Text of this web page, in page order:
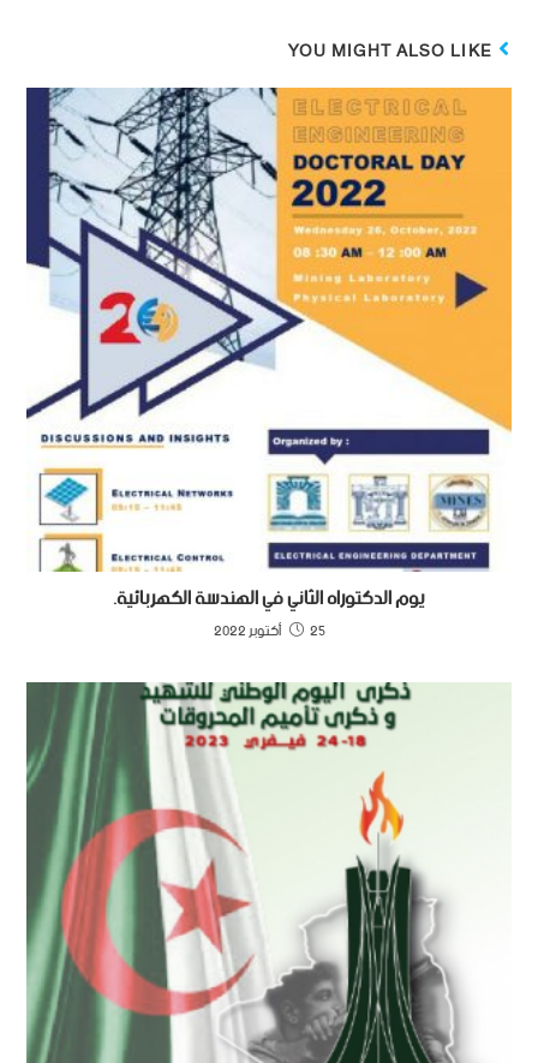
YOU MIGHT ALSO LIKE
يوم الدكتوراه الثاني في الهندسة الكهربائية.
25 أكتوبر 2022